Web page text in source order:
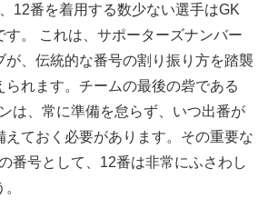
12番を着用する数少ない選手はGK
す。 これは、サポーターズナンバー
が、伝統的な番号の割り振り方を踏襲
られます。チームの最後の砦である
は、常に準備を怠らず、いつ出番が
えておく必要があります。その重要な
番号として、12番は非常にふさわし